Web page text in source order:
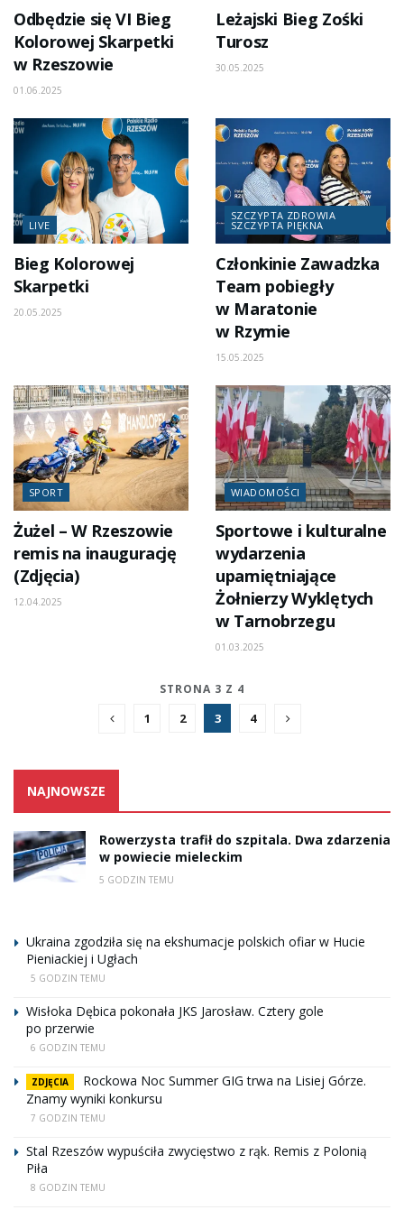
Odbędzie się VI Bieg
Kolorowej Skarpetki
w Rzeszowie
01.06.2025
Leżajski Bieg Zośki
Turosz
30.05.2025
LIVE
Bieg Kolorowej
Skarpetki
20.05.2025
SZCZYPTA ZDROWIA
SZCZYPTA PIĘKNA
Członkinie Zawadzka
Team pobiegły
w Maratonie
w Rzymie
15.05.2025
SPORT
Żużel – W Rzeszowie
remis na inaugurację
(Zdjęcia)
12.04.2025
WIADOMOŚCI
Sportowe i kulturalne
wydarzenia
upamiętniające
Żołnierzy Wyklętych
w Tarnobrzegu
01.03.2025
STRONA 3 Z 4
1 2 3 4
NAJNOWSZE
Rowerzysta trafił do szpitala. Dwa zdarzenia
w powiecie mieleckim
5 GODZIN TEMU
Ukraina zgodziła się na ekshumacje polskich ofiar w Hucie
Pieniackiej i Ugłach
5 GODZIN TEMU
Wisłoka Dębica pokonała JKS Jarosław. Cztery gole
po przerwie
6 GODZIN TEMU
ZDJĘCIA
Rockowa Noc Summer GIG trwa na Lisiej Górze.
Znamy wyniki konkursu
7 GODZIN TEMU
Stal Rzeszów wypuściła zwycięstwo z rąk. Remis z Polonią
Piła
8 GODZIN TEMU